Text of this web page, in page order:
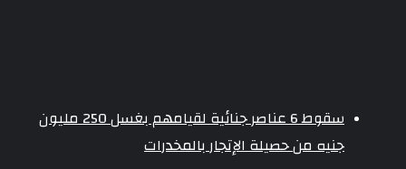
سقوط 6 عناصر جنائية لقيامهم بغسل 250 مليون
جنيه من حصيلة الإتجار بالمخدرات